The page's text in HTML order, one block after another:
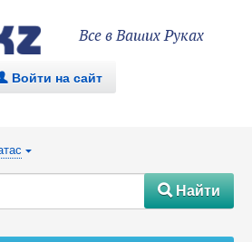
Все в Ваших Руках
Войти на сайт
{
#Найти